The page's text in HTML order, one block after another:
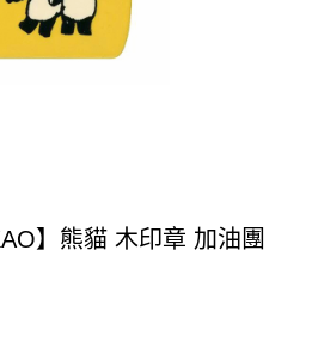
】熊貓 木印章 加油團